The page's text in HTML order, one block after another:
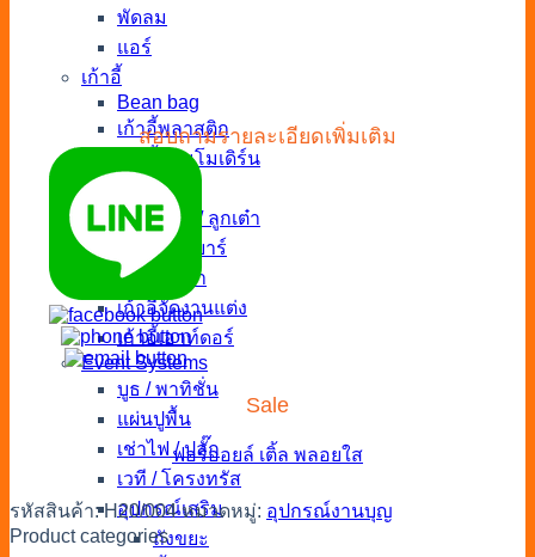
พัดลม
แอร์
เก้าอี้
Bean bag
เก้าอี้พลาสติก
เก้าอี้นวมโมเดิร์น
เก้าอี้นวม
เก้าอี้สตูล / ลูกเต๋า
เก้าอี้สตูลบาร์
เก้าอี้เจรจา
เก้าอี้จัดงานแต่ง
เก้าอี้เอาท์ดอร์
Event Systems
บูธ / พาทิชั่น
แผ่นปูพื้น
เช่าไฟ / ปลั๊ก
เวที / โครงทรัส
อุปกรณ์เสริม
ถังขยะ
สอบถามรายละเอียดเพิ่มเติม
Sale
ฟอร์ออยล์ เติ้ล พลอยใส
รหัสสินค้า:H20/004 หมวดหมู่: อุปกรณ์งานบุญ
Product categories